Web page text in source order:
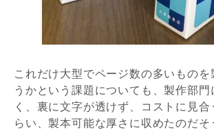
これだけ大型でページ数の多いもの
うかという課題についても、製作部
く、裏に文字が透けず、コストに見合
らい、製本可能な厚さに収めたのだそ